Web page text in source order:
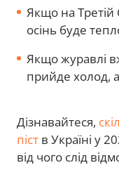
Якщо на Третій
осінь буде
Якщо журавлі
прийде холод,
Дізнавайтеся,
піст в Україні у
від чого слід